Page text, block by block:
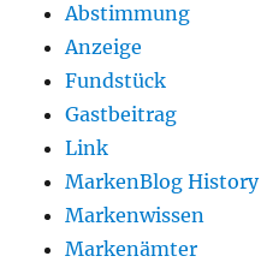
Abstimmung
Anzeige
Fundstück
Gastbeitrag
Link
MarkenBlog History
Markenwissen
Markenämter